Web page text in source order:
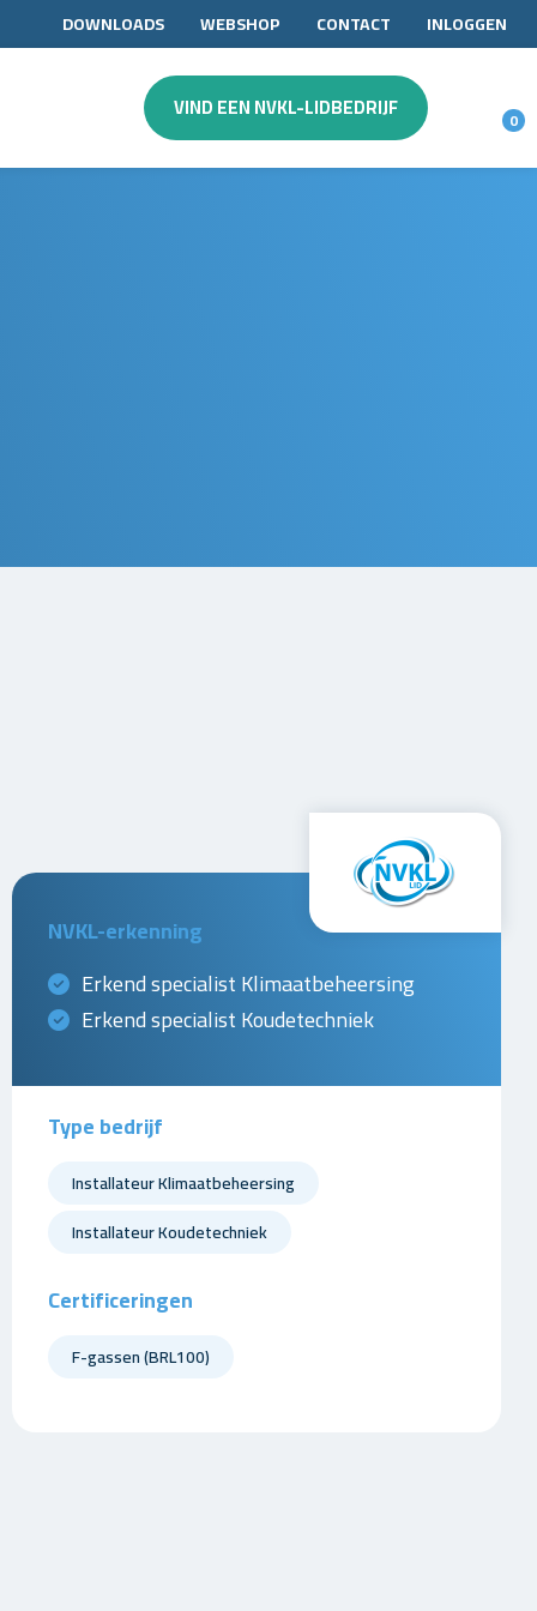
DOWNLOADS WEBSHOP CONTACT INLOGGEN
VIND EEN NVKL-LIDBEDRIJF 0
NVKL-erkenning
Erkend specialist Klimaatbeheersing
Erkend specialist Koudetechniek
Type bedrijf
Installateur Klimaatbeheersing
Installateur Koudetechniek
Certificeringen
F-gassen (BRL100)